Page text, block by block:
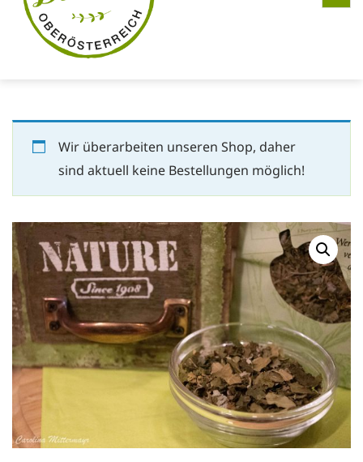
Wir überarbeiten unseren Shop, daher
sind aktuell keine Bestellungen möglich!